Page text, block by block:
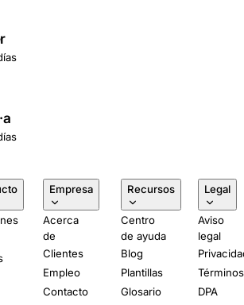
Empresa
Acerca
de
Clientes
Empleo
Contacto
Recursos
Centro
de ayuda
Blog
Plantillas
Glosario
Legal
Aviso
legal
Términos
DPA